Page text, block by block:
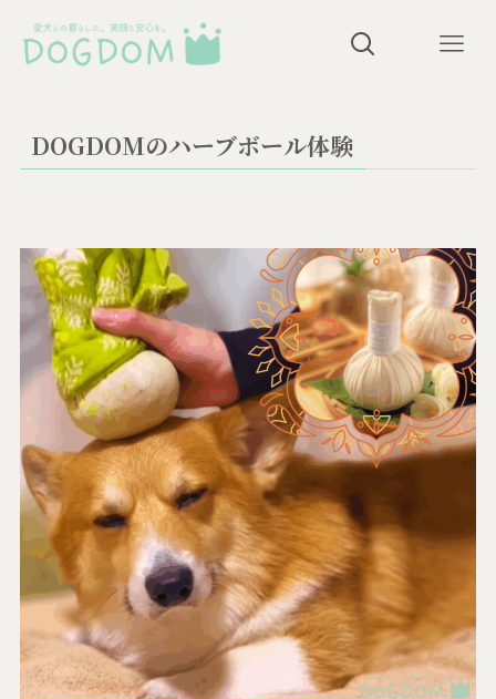
DOGDOMのハーブボール体験